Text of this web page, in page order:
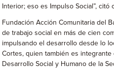
Interior; eso es Impulso Social”,
Fundación Acción Comunitaria del
de trabajo social en más de cien
impulsando el desarrollo desde lo
Cortes, quien también es
Desarrollo Social y Humano de la